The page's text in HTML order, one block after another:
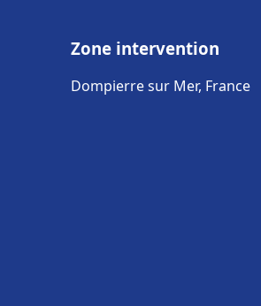
Zone intervention
Dompierre sur Mer, France